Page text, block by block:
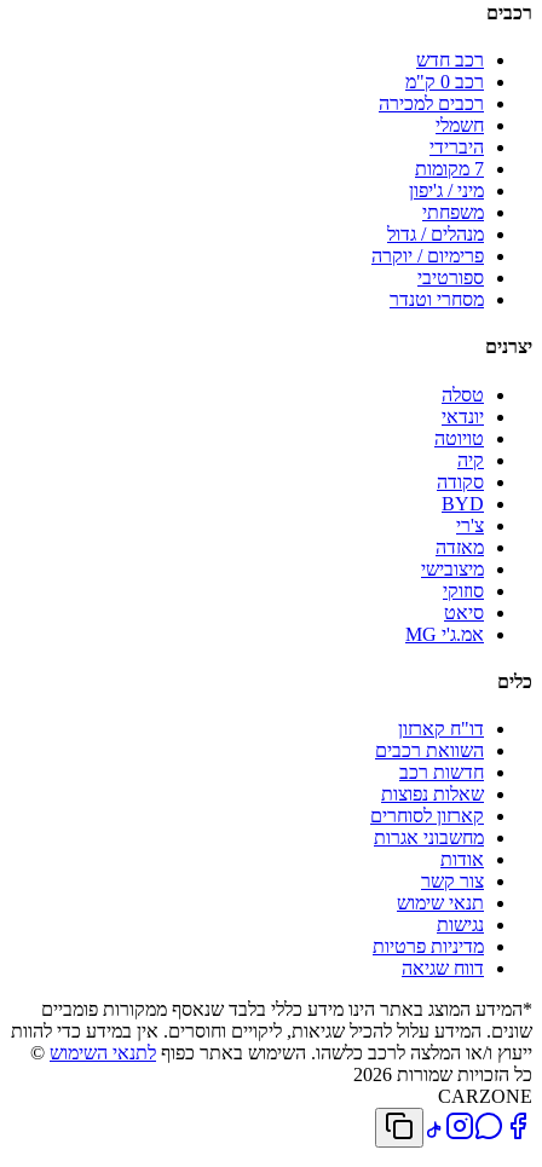
רכבים
רכב חדש
רכב 0 ק"מ
רכבים למכירה
חשמלי
היברידי
7 מקומות
מיני / ג'יפון
משפחתי
מנהלים / גדול
פרימיום / יוקרה
ספורטיבי
מסחרי וטנדר
יצרנים
טסלה
יונדאי
טויוטה
קיה
סקודה
BYD
צ'רי
מאזדה
מיצובישי
סוזוקי
סיאט
אמ.ג'י MG
כלים
דו"ח קארזון
השוואת רכבים
חדשות רכב
שאלות נפוצות
קארזון לסוחרים
מחשבוני אגרות
אודות
צור קשר
תנאי שימוש
נגישות
מדיניות פרטיות
דווח שגיאה
*המידע המוצג באתר הינו מידע כללי בלבד שנאסף ממקורות פומביים
שונים. המידע עלול להכיל שגיאות, ליקויים וחוסרים. אין במידע כדי להוות
ייעוץ ו/או המלצה לרכב כלשהו. השימוש באתר כפוף לתנאי השימוש ©
כל הזכויות שמורות 2026
CARZONE